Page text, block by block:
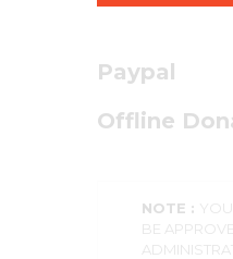
Paypal
Offline
NOTE :
BE